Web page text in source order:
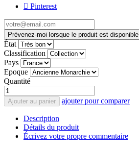
Pinterest
Prévenez-moi lorsque le produit est disponible
État
Classification
Pays
Epoque
Quantité
Ajouter au panier ajouter pour comparer
Description
Détails du produit
Écrivez votre propre commentaire